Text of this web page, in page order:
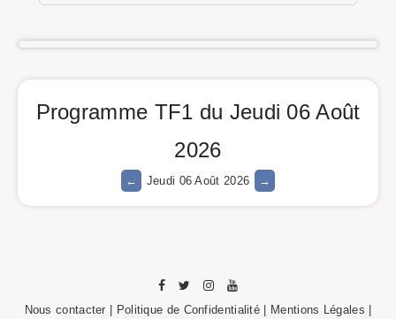
Programme TF1 du Jeudi 06 Août
2026
Jeudi 06 Août 2026
Nous contacter Politique de Confidentialité Mentions Légales